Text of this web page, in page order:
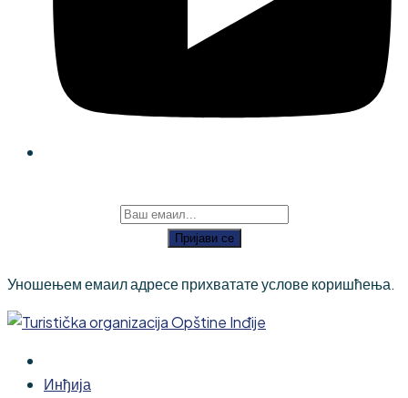
Пријави се
Уношењем емаил адресе прихватате услове коришћења.
Инђија